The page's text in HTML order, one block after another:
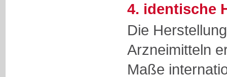
4. identische
Die
Arzneimitteln
Maße